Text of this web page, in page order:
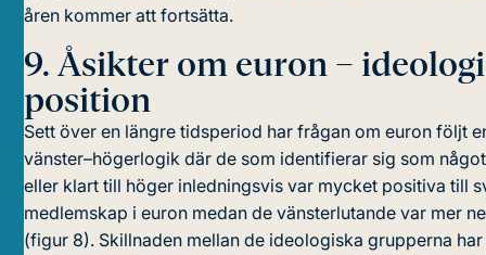
åren kommer att fortsätta.
9.Åsikter om euron –
position
Sett över en längre tidsperiod har frågan om euron följt
vänster–högerlogik där de som identifierar sig som
eller klart till höger inledningsvis var mycket positiva till
medlemskap i euron medan de vänsterlutande var mer
(figur 8). Skillnaden mellan de ideologiska grupperna har